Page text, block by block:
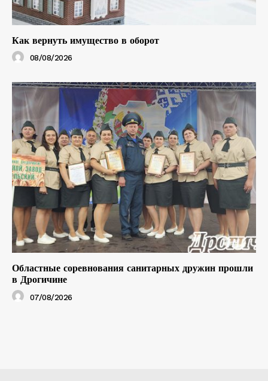
Как вернуть имущество в оборот
08/08/2026
Областные соревнования санитарных дружин прошли
в Дрогичине
07/08/2026